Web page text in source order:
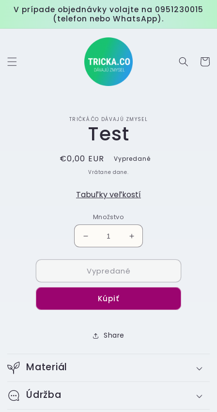
na
V prípade objednávky volajte na 0951230015
(telefon nebo WhatsApp).
Košík
TRIČKÁ.ČO DÁVAJÚ ZMYSEL
Test
Normálna
€0,00 EUR Vypredané
Vrátane dane.
Tabuľky veľkostí
Množstvo
množstvo
pre
Test
Zvýšiť
množstvo
pre
Vypredané
Kúpiť
Share
Materiál
Údržba